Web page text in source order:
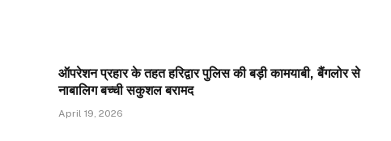
ऑपरेशन प्रहार के तहत हरिद्वार पुलिस की बड़ी कामयाबी, बैंगलोर से
नाबालिग बच्ची सकुशल बरामद
April 19, 2026